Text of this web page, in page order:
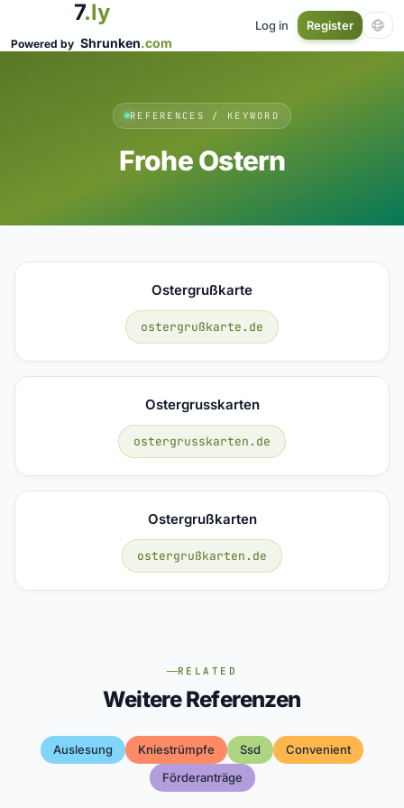
7.ly
Powered by Shrunken.com
Log in Register
REFERENCES / KEYWORD
Frohe Ostern
Ostergrußkarte
ostergrußkarte.de
Ostergrusskarten
ostergrusskarten.de
Ostergrußkarten
ostergrußkarten.de
RELATED
Weitere Referenzen
Auslesung Kniestrümpfe Ssd
Convenient
Förderanträge